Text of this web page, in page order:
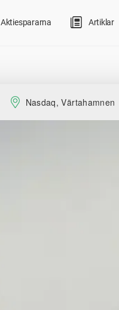
Aktiespararna Artiklar
Plats:
Nasdaq, Värtahamnen